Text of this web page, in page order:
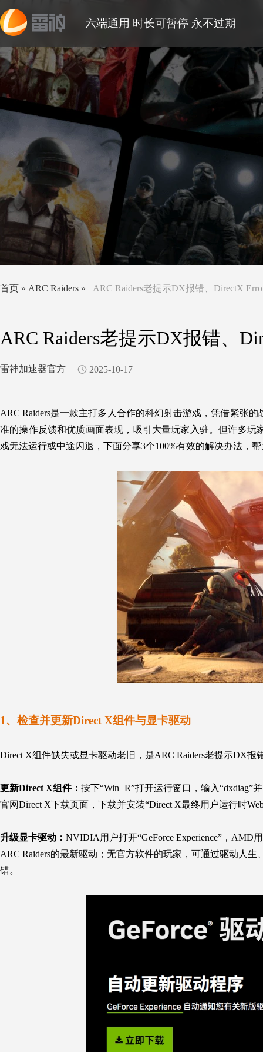
六端通用 时长可暂停 永不过期
首页 » ARC Raiders » ARC Raiders老提示DX报错、DirectX
ARC Raiders老提示DX报错、
雷神加速器官方 2025-10-17
ARC Raiders是一款主打多人合作的科幻射击游戏，凭借紧张
准的操作反馈和优质画面表现，吸引大量玩家入驻。但许多
戏无法运行或中途闪退，下面分享3个100%有效的解决办法，
1、检查并更新Direct X组件与显卡驱动
Direct X组件缺失或显卡驱动老旧，是ARC Raiders老提示DX报
更新Direct X组件： 按下“Win+R”打开运行窗口，输入“dxdiag”
官网Direct X下载页面，下载并安装“Direct X最终用户运行时
升级显卡驱动： NVIDIA用户打开“GeForce Experience”，AMD
ARC Raiders的最新驱动；无官方软件的玩家，可通过驱动人
错。